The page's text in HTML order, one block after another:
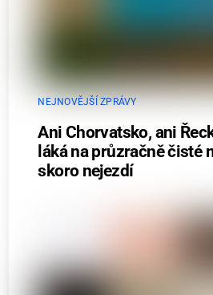
NEJNOVĚJŠÍ ZPRÁVY
Ani Chorvatsko, ani
láká na průzračně čisté
skoro nejezdí